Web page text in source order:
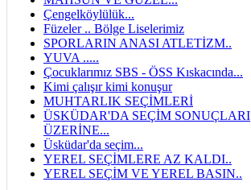
Çengelköylülük...
Füzeler .. Bölge Liselerimiz
SPORLARIN ANASI ATLETİZM..
YUVA .....
Çocuklarımız SBS - ÖSS Kıskacında...
Kimi çalışır kimi konuşur
MUHTARLIK SEÇİMLERİ
ÜSKÜDAR'DA SEÇİM SONUÇLARI
ÜZERİNE...
Üsküdar'da seçim...
YEREL SEÇİMLERE AZ KALDI..
YEREL SEÇİM VE YEREL BASIN..